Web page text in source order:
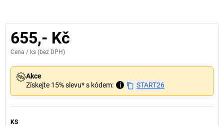
655,- Kč
Cena / ks (bez DPH)
Akce
Získejte 15% slevu* s kódem:
i START26
KS